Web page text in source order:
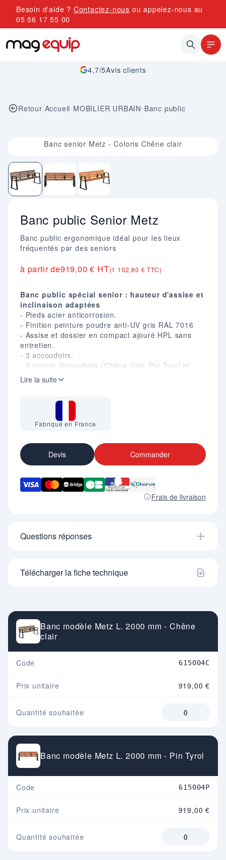
Allez au contenu
Besoin d'aide ? Contactez-nous ou appelez-nous au
05 56 17 55 00
4,7/5Avis clients
Retour|Accueil•MOBILIER URBAIN•Banc public
Image 1 sur 3Banc senior Metz - Coloris Chêne clair
Banc public Senior Metz
Banc public ergonomique idéal pour les lieux
fréquentés par des seniors
à partir de919,00 € HT(1 102,80 € TTC)
Banc public spécial senior : hauteur d'assise et
inclinaison adaptées
- Pieds acier anticorrosion.
- Finition peinture poudre anti-UV gris RAL 7016
- Assise et dossier en compact ajouré HPL sans
entretien.
- 3 accoudoirs.
- 3 coloris disponibles (Chêne clair, Pin Tyrol et
Teck).
- Fixation par 4 points d'ancrage.
Longueur : 2000 mm.
Largeur : 570 mm.
Hauteur dossier : 860 mm.
Lire la suite
Fabriqué en France
Devis Commander
Frais de livraison
Questions réponses
Télécharger la fiche technique
Banc modèle Metz L. 2000 mm - Chêne
clair
Code 615004C
Prix unitaire 919,00 €
Quantité souhaitée
Banc modèle Metz L. 2000 mm - Pin Tyrol
Code 615004P
Prix unitaire 919,00 €
Quantité souhaitée